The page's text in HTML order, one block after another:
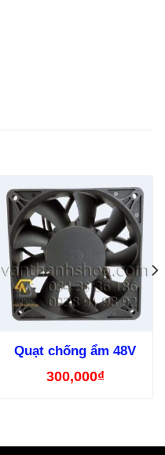
Quạt chống ẩm 48V
300,000₫